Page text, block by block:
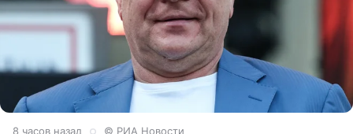
8 часов назад © РИА Новости